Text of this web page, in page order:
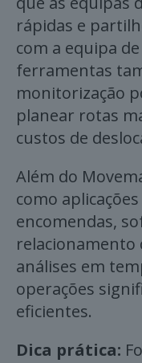
rápidas e
com a equipa
ferramentas
monitorização
planear rotas
custos de
Além do
como
encomendas,
relacionamento
análises em
operações
eficientes.
Dica prática: